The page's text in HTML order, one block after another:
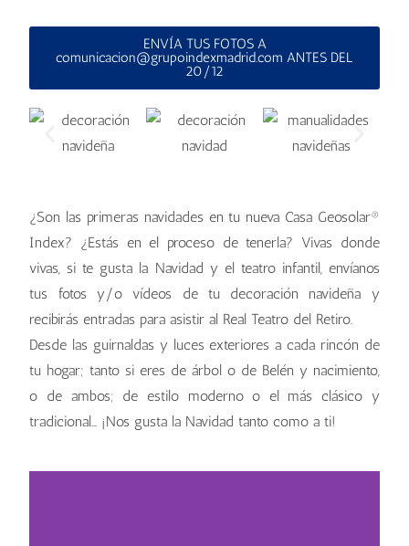
ENVÍA TUS FOTOS A
comunicacion@grupoindexmadrid.com ANTES DEL
20/12
¿Son las primeras navidades en tu nueva Casa Geosolar®
Index? ¿Estás en el proceso de tenerla? Vivas donde
vivas, si te gusta la Navidad y el teatro infantil, envíanos
tus fotos y/o vídeos de tu decoración navideña y
recibirás entradas para asistir al Real Teatro del Retiro.
Desde las guirnaldas y luces exteriores a cada rincón de
tu hogar; tanto si eres de árbol o de Belén y nacimiento,
o de ambos; de estilo moderno o el más clásico y
tradicional… ¡Nos gusta la Navidad tanto como a ti!